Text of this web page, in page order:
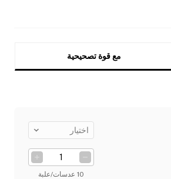
مع قوة تصحيحية
اختيار
10 عدسات/علبة